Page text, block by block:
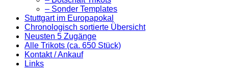
– Sonder Templates
Stuttgart im Europapokal
Chronologisch sortierte Übersicht
Neusten 5 Zugänge
Alle Trikots (ca. 650 Stück)
Kontakt / Ankauf
Links